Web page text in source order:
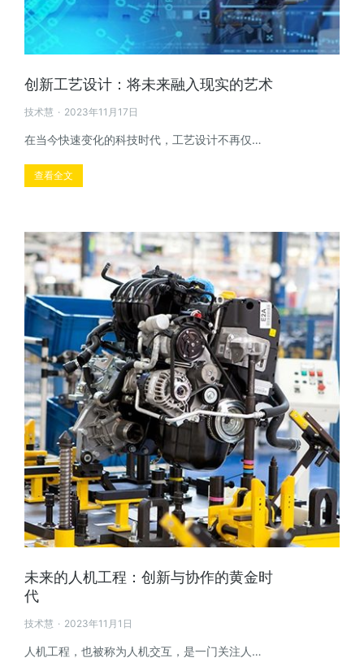
创新工艺设计：将未来融入现实的艺术
技术慧 2023年11月17日
在当今快速变化的科技时代，工艺设计不再仅…
查看全文
未来的人机工程：创新与协作的黄金时
代
技术慧 2023年11月1日
人机工程，也被称为人机交互，是一门关注人…